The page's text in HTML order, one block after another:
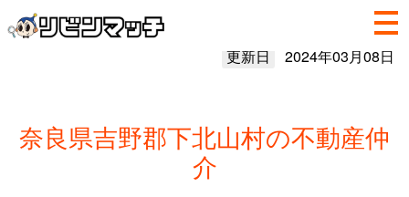
更新日 2024年03月08日
奈良県吉野郡下北山村の不動産仲
介